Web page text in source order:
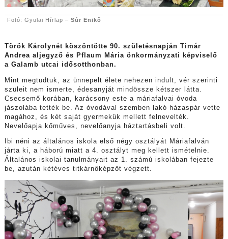
Fotó: Gyulai Hírlap – Súr Enikő
Török Károlynét köszöntötte 90. születésnapján Timár
Andrea aljegyző és Pflaum Mária önkormányzati képviselő
a Galamb utcai idősotthonban.
Mint megtudtuk, az ünnepelt élete nehezen indult, vér szerinti
szüleit nem ismerte, édesanyját mindössze kétszer látta.
Csecsemő korában, karácsony este a máriafalvai óvoda
jászolába tették be. Az óvodával szemben lakó házaspár vette
magához, és két saját gyermekük mellett felnevelték.
Nevelőapja kőműves, nevelőanyja háztartásbeli volt.
Ibi néni az általános iskola első négy osztályát Máriafalván
járta ki, a háború miatt a 4. osztályt meg kellett ismételnie.
Általános iskolai tanulmányait az 1. számú iskolában fejezte
be, azután kétéves titkárnőképzőt végzett.